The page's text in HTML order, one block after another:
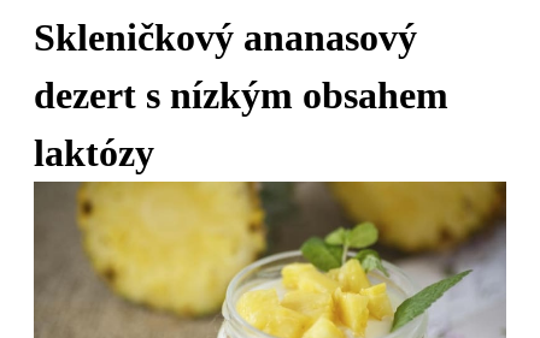
Skleničkový ananasový
dezert s nízkým obsahem
laktózy